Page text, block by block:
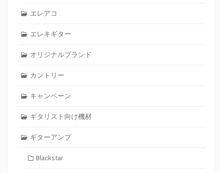
エレアコ
エレキギター
オリジナルブランド
カントリー
キャンペーン
ギタリスト向け機材
ギターアンプ
Blackstar